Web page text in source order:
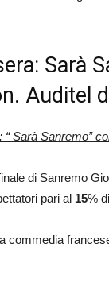
Sarà
Auditel
Sarà Sanremo”
di Sanremo
pari al 15%
commedia